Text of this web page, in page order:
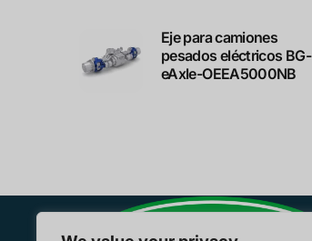
Eje para camiones
pesados eléctricos BG-
eAxle-OEEA5000NB